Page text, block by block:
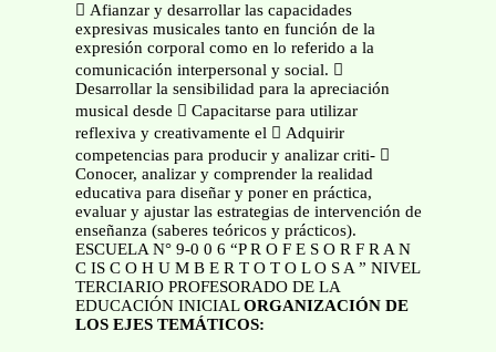
 Afianzar y desarrollar las capacidades
expresivas musicales tanto en función de la
expresión corporal como en lo referido a la
comunicación interpersonal y social. 
Desarrollar la sensibilidad para la apreciación
musical desde  Capacitarse para utilizar
reflexiva y creativamente el  Adquirir
competencias para producir y analizar criti- 
Conocer, analizar y comprender la realidad
educativa para diseñar y poner en práctica,
evaluar y ajustar las estrategias de intervención de
enseñanza (saberes teóricos y prácticos).
ESCUELA N° 9-0 0 6 “P R O F E S O R F R A N
C IS C O H U M B E R T O T O L O S A ” NIVEL
TERCIARIO PROFESORADO DE LA
EDUCACIÓN INICIALORGANIZACIÓN DE
LOS EJES TEMÁTICOS: